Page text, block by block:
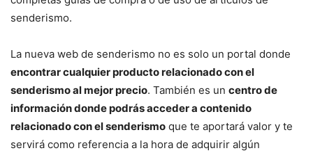
senderismo.
La nueva web de senderismo no es solo un portal donde
encontrar cualquier producto relacionado con el
senderismo al mejor precio. También es un centro de
información donde podrás acceder a contenido
relacionado con el senderismo que te aportará valor y te
servirá como referencia a la hora de adquirir algún